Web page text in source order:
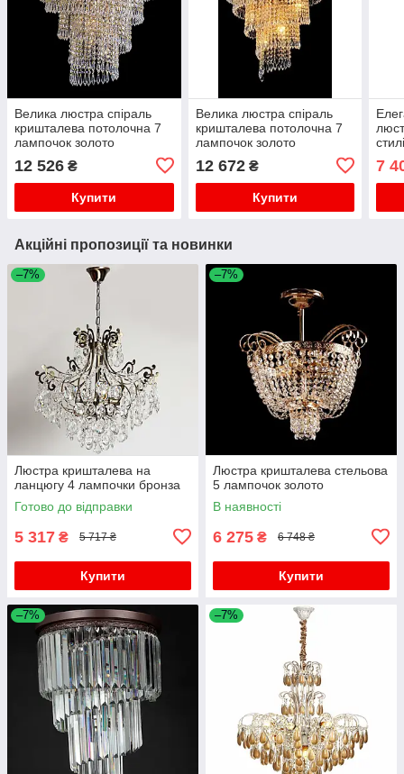
Велика люстра спіраль
кришталева потолочна 7
лампочок золото
12 526 ₴
Купити
Велика люстра спіраль
кришталева потолочна 7
лампочок золото
12 672₴
Купити
7
Акційні пропозиції та новинки
–7%
Люстра кришталева на
ланцюгу 4 лампочки бронза
Готово до відправки
5 317 ₴ 5 717 ₴
Купити
–7%
Люстра кришталева стельова
5 лампочок золото
В наявності
6 275 ₴ 6 748 ₴
Купити
–7% –7%